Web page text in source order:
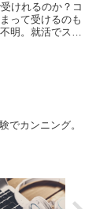
けれるのか？コ
って受けるのも
明。就活でスコ
でカンニング。